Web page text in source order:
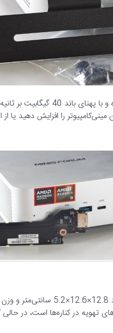
تهویه در کناره‌ها است،